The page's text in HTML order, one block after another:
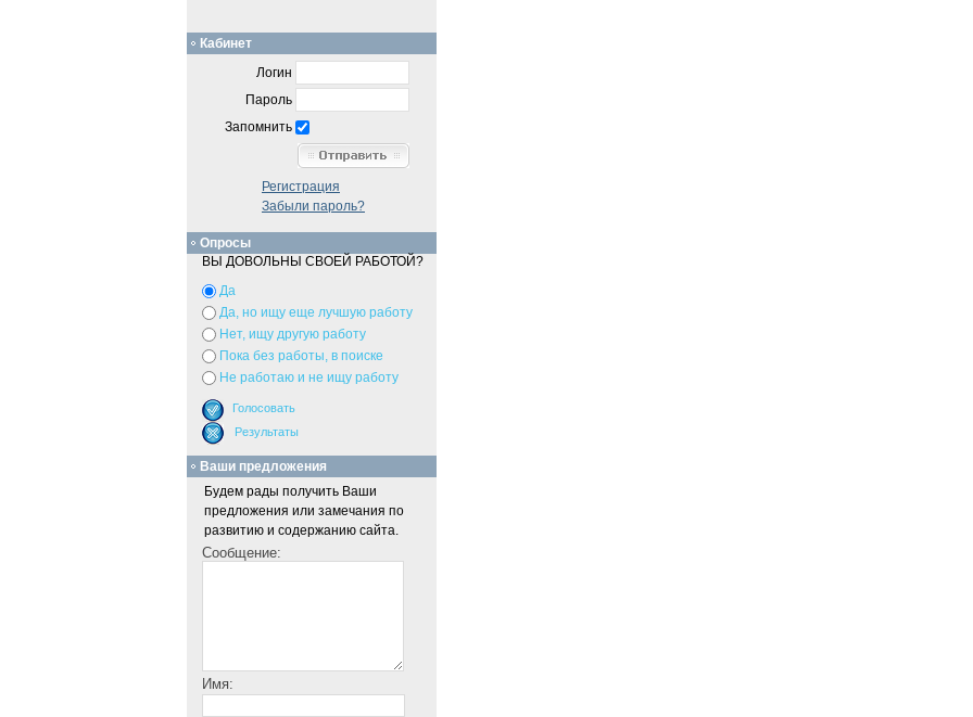
Кабинет
Логин
Пароль
Запомнить
Регистрация
Забыли пароль?
Опросы
ВЫ ДОВОЛЬНЫ СВОЕЙ РАБОТОЙ?
Да
Да, но ищу еще лучшую работу
Нет, ищу другую работу
Пока без работы, в поиске
Не работаю и не ищу работу
Ваши предложения
Будем рады получить Ваши
предложения или замечания по
развитию и содержанию сайта.
Сообщение:
Имя: